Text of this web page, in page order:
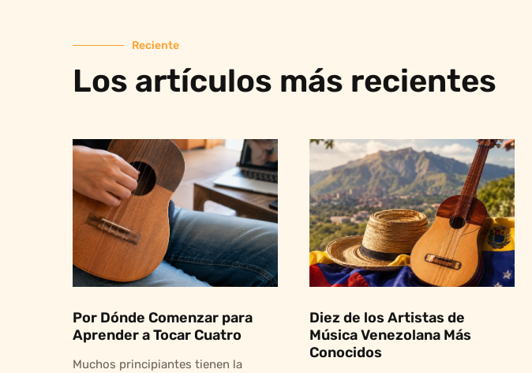
Reciente
Los artículos más recientes
Por Dónde Comenzar para
Aprender a Tocar Cuatro
Muchos principiantes tienen la
Diez de los Artistas de
Música Venezolana Más
Conocidos